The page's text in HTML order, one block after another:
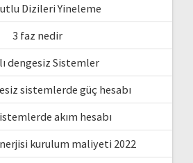
Dizileri Yineleme
3 faz nedir
dengesiz Sistemler
sistemlerde güç hesabı
akım hesabı
kurulum maliyeti 2022